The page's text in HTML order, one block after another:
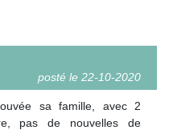
posté le 22-10-2020
sa famille, avec 2
pas de nouvelles de